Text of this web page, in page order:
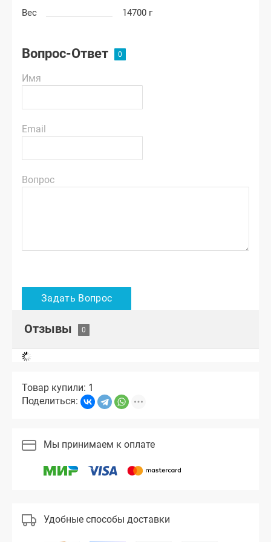
Вес
14700 г
Вопрос-Ответ
Имя
Email
Вопрос
Отзывы
Товар купили: 1
Поделиться:
Мы принимаем к оплате
Удобные способы доставки